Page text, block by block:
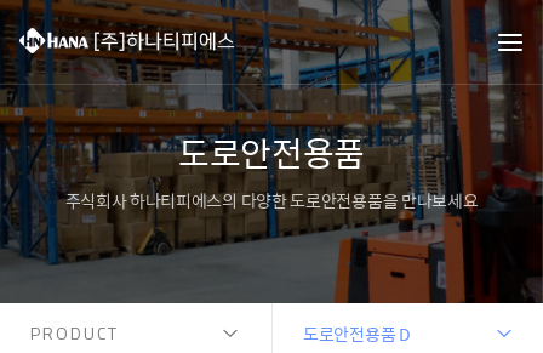
도로안전용품
주식회사 하나티피에스의 다양한 도로안전용품을 만나보세요
PRODUCT 도로안전용품 D